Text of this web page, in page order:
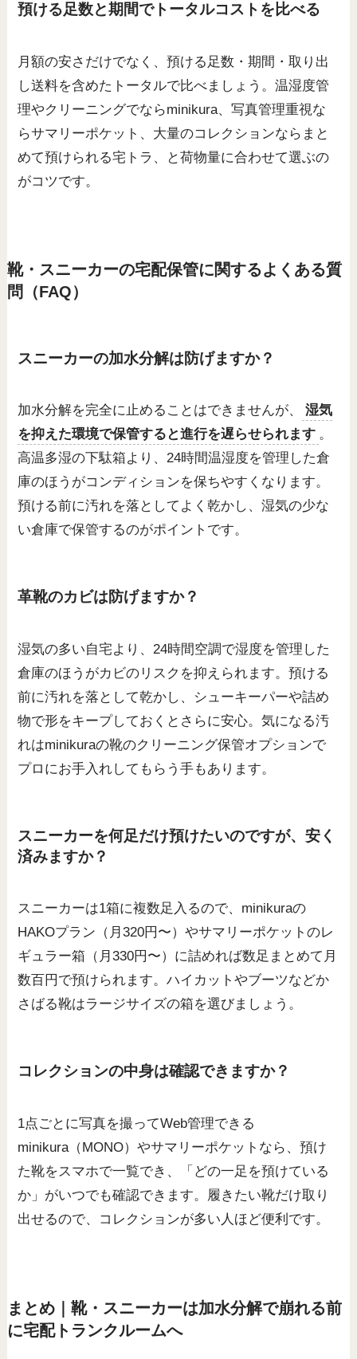
預ける足数と期間でトータルコストを比べる
月額の安さだけでなく、預ける足数・期間・取り出
し送料を含めたトータルで比べましょう。温湿度管
理やクリーニングでならminikura、写真管理重視な
らサマリーポケット、大量のコレクションならまと
めて預けられる宅トラ、と荷物量に合わせて選ぶの
がコツです。
靴・スニーカーの宅配保管に関するよくある質
問（FAQ）
スニーカーの加水分解は防げますか？
加水分解を完全に止めることはできませんが、
湿気
を抑えた環境で保管すると進行を遅らせられます 。
高温多湿の下駄箱より、24時間温湿度を管理した倉
庫のほうがコンディションを保ちやすくなります。
預ける前に汚れを落としてよく乾かし、湿気の少な
い倉庫で保管するのがポイントです。
革靴のカビは防げますか？
湿気の多い自宅より、24時間空調で湿度を管理した
倉庫のほうがカビのリスクを抑えられます。預ける
前に汚れを落として乾かし、シューキーパーや詰め
物で形をキープしておくとさらに安心。気になる汚
れはminikuraの靴のクリーニング保管オプションで
プロにお手入れしてもらう手もあります。
スニーカーを何足だけ預けたいのですが、安く
済みますか？
スニーカーは1箱に複数足入るので、minikuraの
HAKOプラン（月320円〜）やサマリーポケットのレ
ギュラー箱（月330円〜）に詰めれば数足まとめて月
数百円で預けられます。ハイカットやブーツなどか
さばる靴はラージサイズの箱を選びましょう。
コレクションの中身は確認できますか？
1点ごとに写真を撮ってWeb管理できる
minikura（MONO）やサマリーポケットなら、預け
た靴をスマホで一覧でき、「どの一足を預けている
か」がいつでも確認できます。履きたい靴だけ取り
出せるので、コレクションが多い人ほど便利です。
まとめ｜靴・スニーカーは加水分解で崩れる前
に宅配トランクルームへ